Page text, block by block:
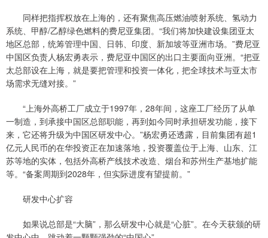
同样把指挥权放在上海的，还有聚焦高压燃油喷射系统、氢动力
系统、甲醇/乙醇绿色燃料的费尼亚集团。“我们将加快建设集团亚太
地区总部，统筹管理中国、日韩、印度、新加坡等亚洲市场。”费尼亚
中国区负责人杨宏勇表示，费尼亚中国区的出口主要面向亚洲。“把亚
太总部设在上海，就是要把管理和投资一体化，把全球技术与亚太市
场需求无缝对接。”
“上海外高桥工厂成立于1997年，28年间，这座工厂经历了从单
一制造，到承接中国区总部职能，再到如今同时承担研发功能，接下
来，它还将升级为中国区研发中心。”杨宏勇还透露，目前集团有超1
亿元人民币的在华投资正在加速落地，投资覆盖位于上海、山东、江
苏等地的实体，包括外高桥产线技术改造、烟台和苏州生产基地扩能
等。“备案周期到2028年，但实际进度有望提前。”
研发中心扩容
如果说总部是“大脑”，那么研发中心就是“心脏”。在今天获颁的研